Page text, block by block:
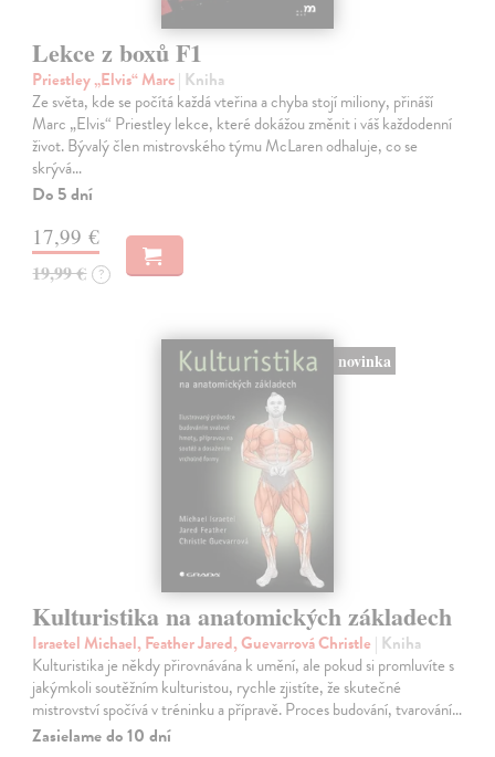
Lekce z boxů F1
Priestley „Elvis“ Marc| Kniha
Ze světa, kde se počítá každá vteřina a chyba stojí miliony, přináší
Marc „Elvis“ Priestley lekce, které dokážou změnit i váš každodenní
život. Bývalý člen mistrovského týmu McLaren odhaluje, co se
skrývá…
Do 5 dní
17,99 €
19,99 € ?
novinka
Kulturistika na anatomických základech
Israetel Michael, Feather Jared, Guevarrová Christle | Kniha
Kulturistika je někdy přirovnávána k umění, ale pokud si promluvíte s
jakýmkoli soutěžním kulturistou, rychle zjistíte, že skutečné
mistrovství spočívá v tréninku a přípravě. Proces budování, tvarování…
Zasielame do 10 dní